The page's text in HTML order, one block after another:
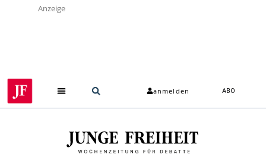
Anzeige
anmelden ABO